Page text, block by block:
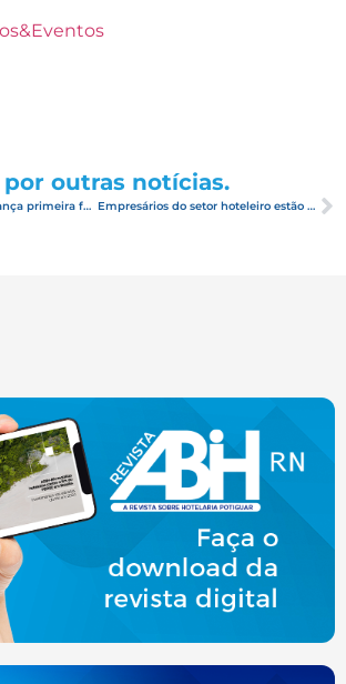
por outras notícias.
Rio Grande do Norte lança primeira fase de Centro Cultural em Panamirim Empresários do setor hoteleiro estão otimistas com gastos de turistas no verão